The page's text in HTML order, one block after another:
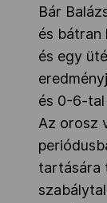
Bár
és bátran
és egy
és 0-6-tal
Az orosz
tartására